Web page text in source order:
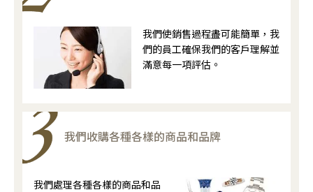
我們使銷售過程盡可能簡單，我
們的員工確保我們的客戶理解並
滿意每一項評估。
我們收購各種各樣的商品和品牌
我們處理各種各樣的商品和品